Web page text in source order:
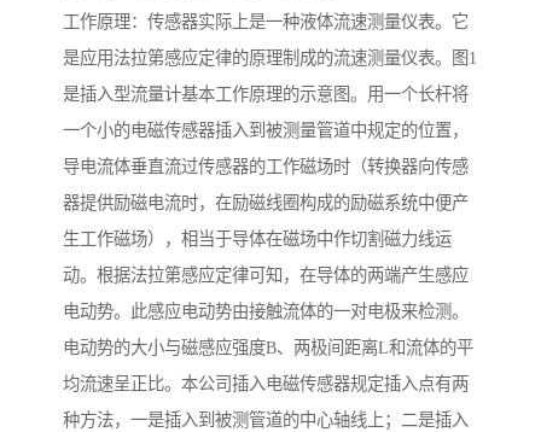
工作原理：传感器实际上是一种液体流速测量仪表。它
是应用法拉第感应定律的原理制成的流速测量仪表。图1
是插入型流量计基本工作原理的示意图。用一个长杆将
一个小的电磁传感器插入到被测量管道中规定的位置，
导电流体垂直流过传感器的工作磁场时（转换器向传感
器提供励磁电流时，在励磁线圈构成的励磁系统中便产
生工作磁场），相当于导体在磁场中作切割磁力线运
动。根据法拉第感应定律可知，在导体的两端产生感应
电动势。此感应电动势由接触流体的一对电极来检测。
电动势的大小与磁感应强度B、两极间距离L和流体的平
均流速呈正比。本公司插入电磁传感器规定插入点有两
种方法，一是插入到被测管道的中心轴线上；二是插入